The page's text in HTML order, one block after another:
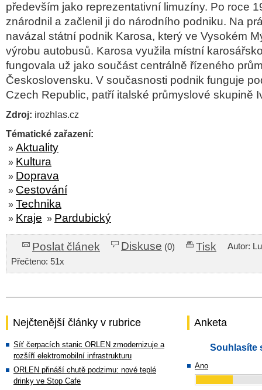
především jako reprezentativní limuzíny. Po roce
znárodnil a začlenil ji do národního podniku. Na
navázal státní podnik Karosa, který ve Vysokém
výrobu autobusů. Karosa využila místní
fungovala už jako součást centrálně řízeného
Československu. V současnosti podnik funguje
Czech Republic, patří italské průmyslové skupině
Zdroj: irozhlas.cz
Tématické zařazení:
» Aktuality
» Kultura
» Doprava
» Cestování
» Technika
» Kraje » Pardubický
Poslat článek Diskuse (0) Tisk
Autor:
Přečteno: 51x
Nejčtenější články v rubrice
Síť čerpacích stanic ORLEN zmodernizuje a
rozšíří elektromobilní infrastrukturu
ORLEN přináší chutě podzimu: nové teplé
drinky ve Stop Cafe
Anketa
Souhlasíte
Ano